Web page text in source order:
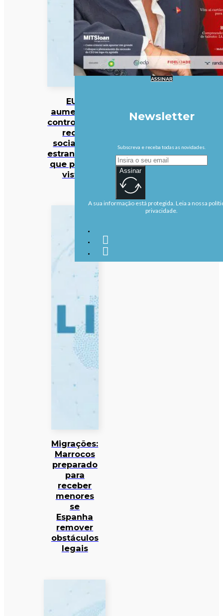
EUA
aumentam
controlo das
redes
sociais de
estrangeiros
que pedem
vistos
Migrações:
Marrocos
preparado
para
receber
menores
se
Espanha
remover
obstáculos
legais
ASSINAR
Newsletter
Subscreva e receba todas as novidades.
Assinar
A sua informação está protegida. Leia a nossa
privacidade.